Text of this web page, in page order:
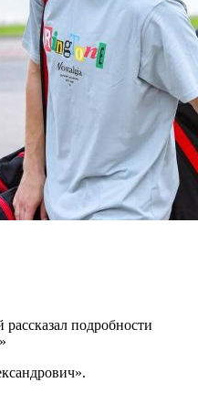
подробности